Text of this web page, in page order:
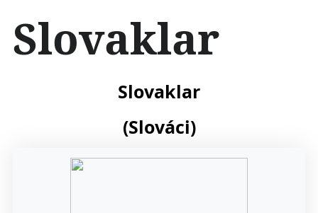
ç
e
r
Slovaklar
Slovaklar
(Slováci)